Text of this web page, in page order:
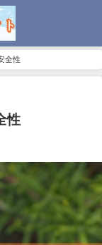
全性
性